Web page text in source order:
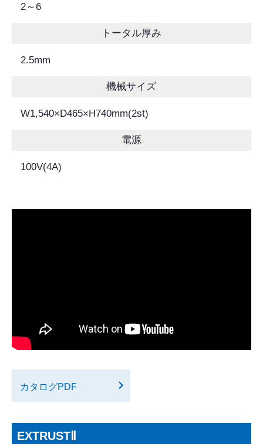
2～6
トータル厚み
2.5mm
機械サイズ
W1,540×D465×H740mm(2st)
電源
100V(4A)
カタログPDF
EXTRUSTⅡ